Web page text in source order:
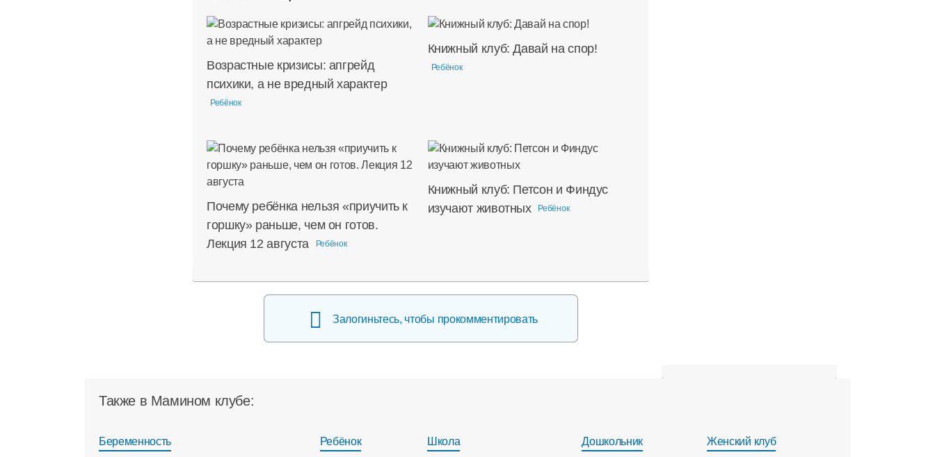
Возрастные кризисы: апгрейд
психики, а не вредный характер
Ребёнок
Книжный клуб: Давай на спор!
Ребёнок
Почему ребёнка нельзя «приучить к
горшку» раньше, чем он готов.
Лекция 12 августа
Ребёнок
Книжный клуб: Петсон и Финдус
изучают животных
Ребёнок
Залогиньтесь, чтобы прокомментировать
Также в Мамином клубе:
Беременность Ребёнок Школа Дошкольник Женский клуб